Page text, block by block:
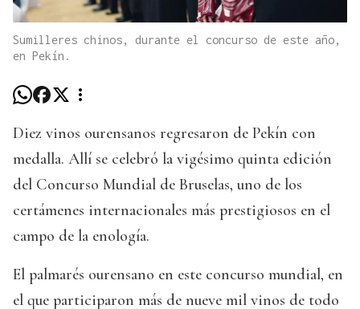
Sumilleres chinos, durante el concurso de este año,
en Pekín.
Diez vinos ourensanos regresaron de Pekín con
medalla. Allí se celebró la vigésimo quinta edición
del Concurso Mundial de Bruselas, uno de los
certámenes internacionales más prestigiosos en el
campo de la enología.
El palmarés ourensano en este concurso mundial, en
el que participaron más de nueve mil vinos de todo